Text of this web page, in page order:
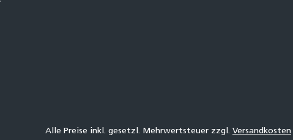
Alle Preise inkl. gesetzl. Mehrwertsteuer zzgl. Versandkosten